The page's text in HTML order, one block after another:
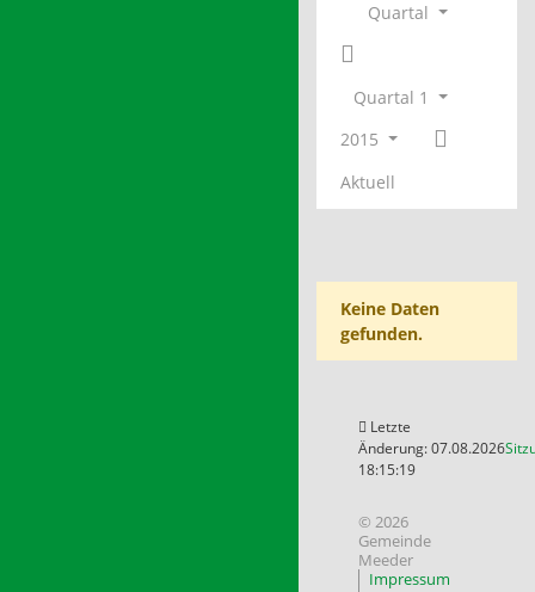
Quartal
Quartal 1
2015
Aktuell
Keine Daten
gefunden.
Letzte
Änderung: 07.08.2026
18:15:19
© 2026
Gemeinde
Meeder
Impressum